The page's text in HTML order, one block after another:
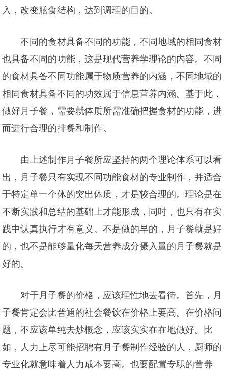
入，改变膳食结构，达到调理的目的。
不同的食材具备不同的功能，不同地域的相同食材
也具备不同的功能，这是现代营养学理论的内容。不同
的食材具备不同功能属于物质营养的内涵，不同地域的
相同食材具备不同的功效属于信息营养内涵。基于此，
做好月子餐，需要就体质所需准确把握食材的功能，进
而进行合理的排餐和制作。
由上述制作月子餐所应坚持的两个理论体系可以看
出，月子餐只有实现不同功能食材的专业制作，并适合
于特定单一个体的突出体质，才是较合理的。理论是在
不断实践和总结的基础上才能形成，同时，也只有在实
践中认真执行才有意义。不是做的早的，月子餐就是好
的，也不是能够量化每天营养成分摄入量的月子餐就是
好的。
对于月子餐的价格，应该理性地去看待。首先，月
子餐肯定会比普通的社会餐饮在价格上要高。在价格问
题，不应该单纯去炒概念，应该实实在在地做好。比
如，人力上尽可能招聘有月子餐制作经验的人，厨师的
专业化就意味着人力成本要高。也要配置专职的营养